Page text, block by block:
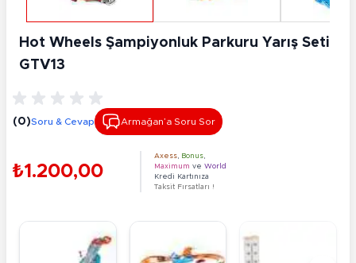
Hot Wheels Şampiyonluk Parkuru Yarış Seti
GTV13
(0)Soru & Cevap Armağan’a Soru Sor
₺1.200,00
Axess Bonus
Maximum ve World
Kredi Kartınıza
Taksit Fırsatları !